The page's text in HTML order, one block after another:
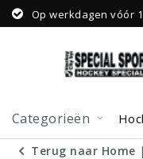
Op werkdagen vóór
Categorieën
Terug naar Home |